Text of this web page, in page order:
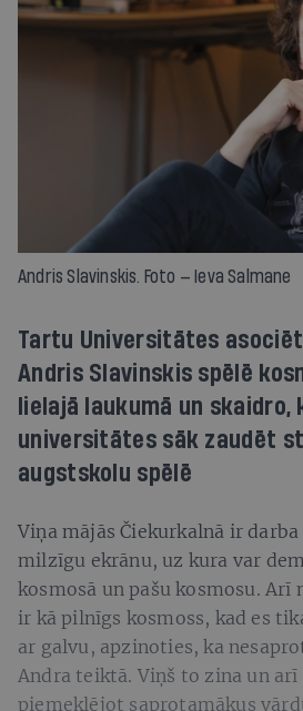
Andris Slavinskis. Foto — Ieva Salmane
Tartu Universitātes
Andris Slavinskis spēlē
lielajā laukumā un skaidro,
universitātes sāk zaudēt
augstskolu spēlē
Viņa mājās Čiekurkalnā ir
milzīgu ekrānu, uz kura var
kosmosā un pašu kosmosu. Arī
ir kā pilnīgs kosmoss, kad es
ar galvu, apzinoties, ka
Andra teiktā. Viņš to zina un arī
piemeklējot saprotamākus